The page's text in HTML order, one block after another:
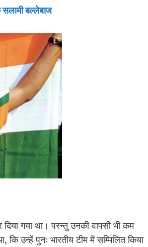
बल्लेबाज
गया था। परन्तु उनकी वापसी भी कम
उन्हें पुनः भारतीय टीम में सम्मिलित किया